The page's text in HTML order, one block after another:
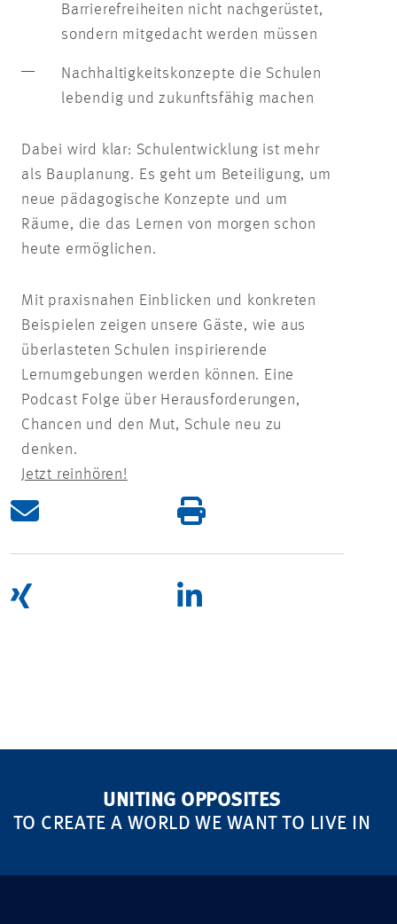
Barrierefreiheiten nicht nachgerüstet,
sondern mitgedacht werden müssen
Nachhaltigkeitskonzepte die Schulen
lebendig und zukunftsfähig machen
Dabei wird klar: Schulentwicklung ist mehr
als Bauplanung. Es geht um Beteiligung, um
neue pädagogische Konzepte und um
Räume, die das Lernen von morgen schon
heute ermöglichen.
Mit praxisnahen Einblicken und konkreten
Beispielen zeigen unsere Gäste, wie aus
überlasteten Schulen inspirierende
Lernumgebungen werden können. Eine
Podcast Folge über Herausforderungen,
Chancen und den Mut, Schule neu zu
denken.
Jetzt reinhören!
UNITING OPPOSITES
TO CREATE A WORLD WE WANT TO LIVE IN